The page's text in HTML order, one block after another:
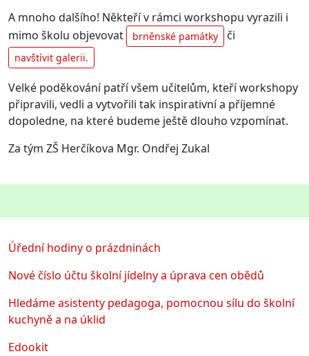
A mnoho dalšího! Někteří v rámci workshopu vyrazili i
mimo školu objevovat
brněnské památky či
navštívit galerii.
Velké poděkování patří všem učitelům, kteří workshopy
připravili, vedli a vytvořili tak inspirativní a příjemné
dopoledne, na které budeme ještě dlouho vzpomínat.
Za tým ZŠ Herčíkova Mgr. Ondřej Zukal
Úřední hodiny o prázdninách
Nové číslo účtu školní jídelny a úprava cen obědů
Hledáme asistenty pedagoga, pomocnou sílu do školní
kuchyně a na úklid
Edookit